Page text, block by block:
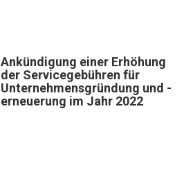
Ankündigung einer Erhöhung
der Servicegebühren für
Unternehmensgründung und -
erneuerung im Jahr 2022